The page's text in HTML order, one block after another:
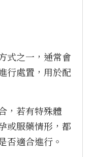
式之一，通常會
行處置，用於配
，若有特殊體
或服藥情形，都
否適合進行。